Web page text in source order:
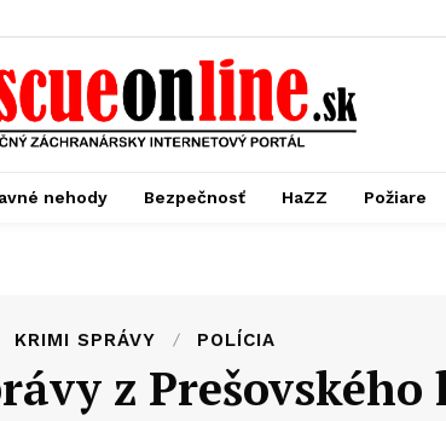
nehody Bezpečnosť HaZZ Požiare
KRIMI SPRÁVY POLÍCIA
z Prešovského